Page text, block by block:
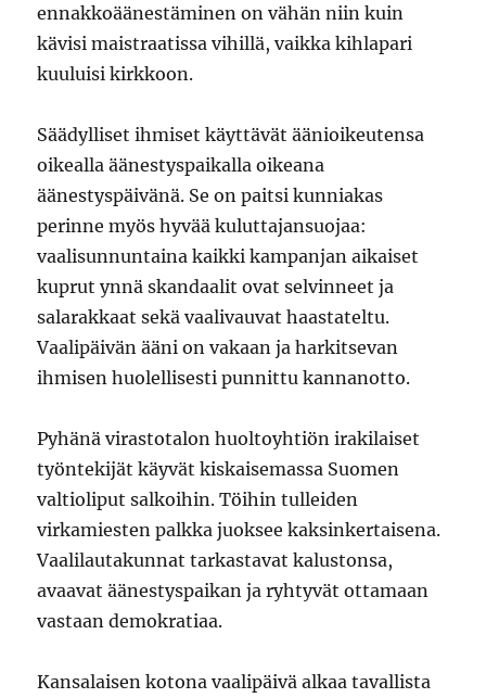
ennakkoäänestäminen on vähän niin kuin
kävisi maistraatissa vihillä, vaikka kihlapari
kuuluisi kirkkoon.
Säädylliset ihmiset käyttävät äänioikeutensa
oikealla äänestyspaikalla oikeana
äänestyspäivänä. Se on paitsi kunniakas
perinne myös hyvää kuluttajansuojaa:
vaalisunnuntaina kaikki kampanjan aikaiset
kuprut ynnä skandaalit ovat selvinneet ja
salarakkaat sekä vaalivauvat haastateltu.
Vaalipäivän ääni on vakaan ja harkitsevan
ihmisen huolellisesti punnittu kannanotto.
Pyhänä virastotalon huoltoyhtiön irakilaiset
työntekijät käyvät kiskaisemassa Suomen
valtioliput salkoihin. Töihin tulleiden
virkamiesten palkka juoksee kaksinkertaisena.
Vaalilautakunnat tarkastavat kalustonsa,
avaavat äänestyspaikan ja ryhtyvät ottamaan
vastaan demokratiaa.
Kansalaisen kotona vaalipäivä alkaa tavallista